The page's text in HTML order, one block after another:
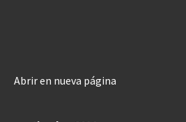
Abrir en nueva página